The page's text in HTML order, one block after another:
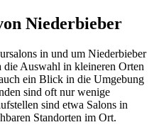
Niederbieber
in und um Niederbieber
Auswahl in kleineren Orten
ein Blick in die Umgebung
sind oft nur wenige
sind etwa Salons in
Standorten im Ort.